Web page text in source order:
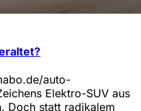
auto-
Elektro-SUV aus
Doch statt radikalem